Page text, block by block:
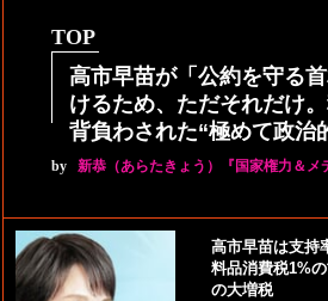
TOP
高市早苗が「公約を守る
けるため、ただそれだけ
背負わされた“極めて政治
by 新恭（あらたきょう）『国家権力＆
高市早苗は支持
料品消費税1%
の大増税